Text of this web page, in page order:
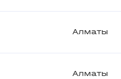
Алматы
Алматы